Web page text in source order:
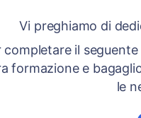
Vi preghiamo di
completare il
formazione e
le